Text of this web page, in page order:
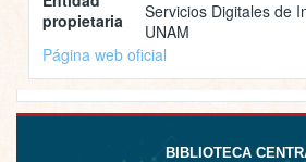
propietaria
Servicios Digitales de
UNAM
Página web oficial
BIBLIOTECA